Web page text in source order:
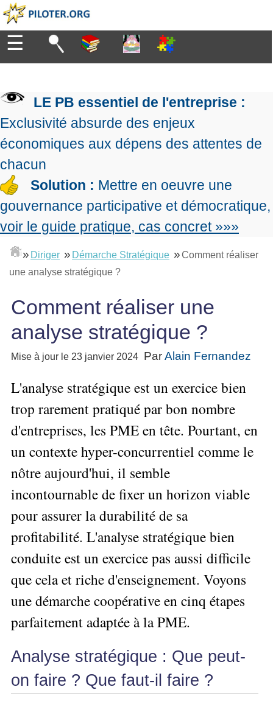
Diriger
de
l'entreprise
Démocratique
Conception
la
de
La
Performance
Le
contrôle
gestion
Tous
articles
»»»
▶
en
et
la
L'Innovation
Managériale
Méthode
SOCRIDE
les
articles
Innover
»»»
Organiser
la
production
L'Excellence
Opérationnelle
Lean
Management
La
Méthode
Le
Management
Qualité
Les
la
Qualité
Le
Supply
Chain
Management
Tous
articles
Organiser
»»»
▶
le
SI
La
Gouvernance
SI
Les
technologies
Manager
Manager
projets
Les
Outils
du
de
projet
Méthodes
projet
Construire
l'Équipe
Gestion
risques
▶
Tous
les
Projet
»»»
L'Efficacité
Manager
Comment
mieux
gérer
son
Comment
devenir
manager
stratège ?
Comment
devenir
Progresser
▶
Mesurer
la
performance
Tableau
de
La
Méthode
Gimsi
Le
de
Bord
avec
Tous
articles
Mesurer
»»»
▶
Analyser
les
données
Big
Data
Formation
BI
Outils
décisionnels
Entreprendre
▶
Salarié→Entrepreneur
La
se
Outils
pour
Entrepreneur
Gérer
son
Entreprise
métier
de
freelance
▶
d'Entrepreneur
▶
les
articles
Entreprendre
»»»
Se
▶
gratuit
de
l'Autoformation
Méthode
d'autoformation
7
pour
réussir
s'auto-
évaluer ?
Tous
articles
Se
Seul
▶
Formation
Gratuite
Management
tableau
de
bord
★
les
articles
classés
★
☰
LE PB essentiel de l'entreprise :
Exclusivité absurde des enjeux
économiques aux dépens des attentes de
chacun
Solution : Mettre en oeuvre une
gouvernance participative et démocratique,
voir le guide pratique, cas concret »»»
» Diriger » Démarche Stratégique »Comment réaliser
une analyse stratégique ?
Comment réaliser une
analyse stratégique ?
Mise à jour le 23 janvier 2024 ParAlain Fernandez
L'analyse stratégique est un exercice bien
trop rarement pratiqué par bon nombre
d'entreprises, les PME en tête. Pourtant, en
un contexte hyper-concurrentiel comme le
nôtre aujourd'hui, il semble
incontournable de fixer un horizon viable
pour assurer la durabilité de sa
profitabilité. L'analyse stratégique bien
conduite est un exercice pas aussi difficile
que cela et riche d'enseignement. Voyons
une démarche coopérative en cinq étapes
parfaitement adaptée à la PME.
Analyse stratégique : Que peut-
on faire ? Que faut-il faire ?